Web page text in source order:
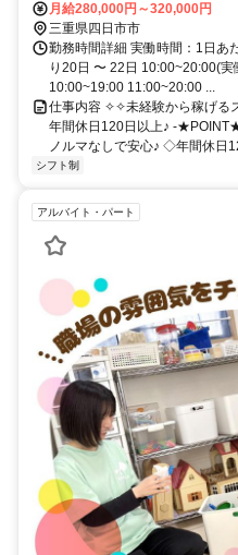
月給280,000円～320,000円
三重県四日市市
勤務時間詳細 実働時間：1日あ
り20日 〜 22日 10:00~20:00(
10:00~19:00 11:00~20:00 ...
仕事内容 ✧✧未経験から稼げる
年間休日120日以上♪ -
ノルマなしで安心♪ ◇年間休日
シフト制
アルバイト・パート